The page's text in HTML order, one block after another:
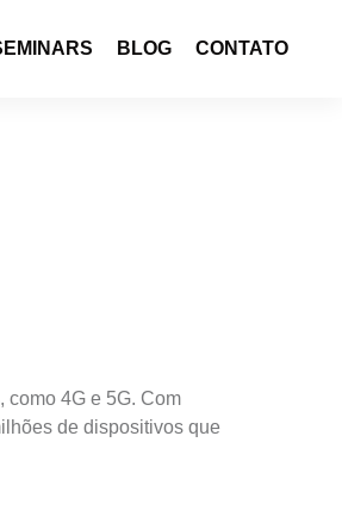
BLOG CONTATO
como 4G e 5G. Com
de dispositivos que